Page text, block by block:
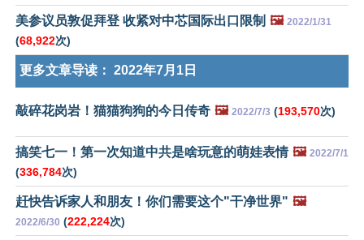
美参议员敦促拜登 收紧对中芯国际出口限制 🖼️ 2022/1/31
(68,922次)
更多文章导读： 2022年7月1日
敲碎花岗岩！猫猫狗狗的今日传奇 🖼️ 2022/7/3 (193,570次)
搞笑七一！第一次知道中共是啥玩意的萌娃表情 🖼️ 2022/7/1
(336,784次)
赶快告诉家人和朋友！你们需要这个"干净世界" 🖼️
2022/6/30 (222,224次)